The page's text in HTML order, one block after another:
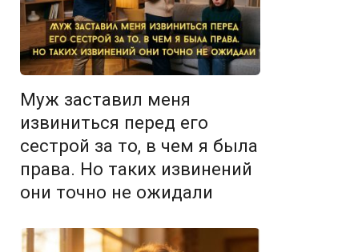
Муж заставил меня
извиниться перед его
сестрой за то, в чем я была
права. Но таких извинений
они точно не ожидали